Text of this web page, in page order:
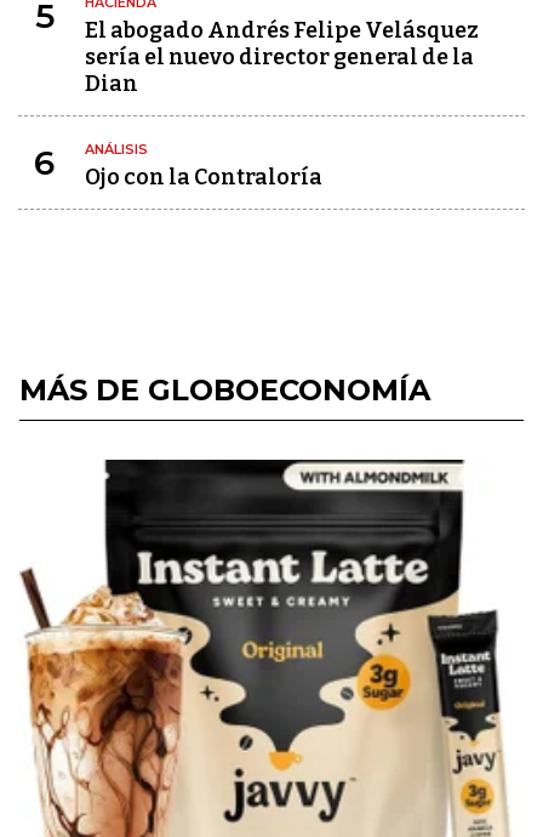
5
El abogado Andrés Felipe Velásquez
sería el nuevo director general de la
Dian
6 ANÁLISIS
Ojo con la Contraloría
MÁS DE GLOBOECONOMÍA